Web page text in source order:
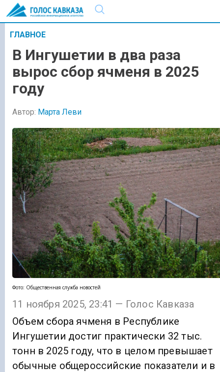
ГЛАВНОЕ
В Ингушетии в два раза
вырос сбор ячменя в 2025
году
Автор: Марта Леви
Фото: Общественная служба новостей
11 ноября 2025, 23:41 — Голос Кавказа
Объем сбора ячменя в Республике
Ингушетии достиг практически 32 тыс.
тонн в 2025 году, что в целом превышает
обычные общероссийские показатели и в